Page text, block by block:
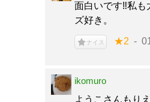
面白いです‼️私も
ズ好き。
ナイス ★2
ikomuro
ようこさんもり